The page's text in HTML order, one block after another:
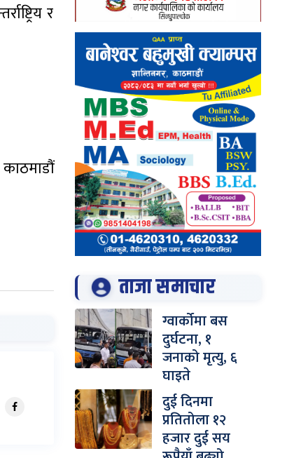
र
ताजा समाचार
ग्वार्कोमा बस
दुर्घटना, १
जनाको मृत्यु, ६
घाइते
दुई दिनमा
प्रतितोला १२
हजार दुई सय